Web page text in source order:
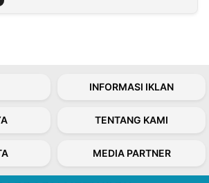
INFORMASI IKLAN
TENTANG KAMI
MEDIA PARTNER